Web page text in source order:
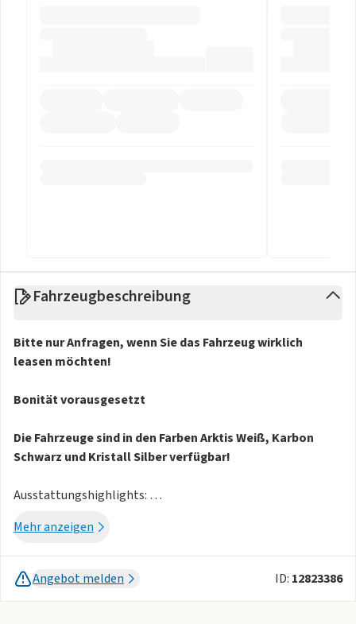
Fahrzeugbeschreibung
Bitte nur Anfragen, wenn Sie das Fahrzeug wirklich
leasen möchten!
Bonität vorausgesetzt
Die Fahrzeuge sind in den Farben Arktis Weiß, Karbon
Schwarz und Kristall Silber verfügbar!
Ausstattungshighlights:
-2x mehrstufige Sitzheizung vorne
Innenrückspiegel autom. abblendend
-Dachreling
Mehr anzeigen
Angebot melden ID: 12823386